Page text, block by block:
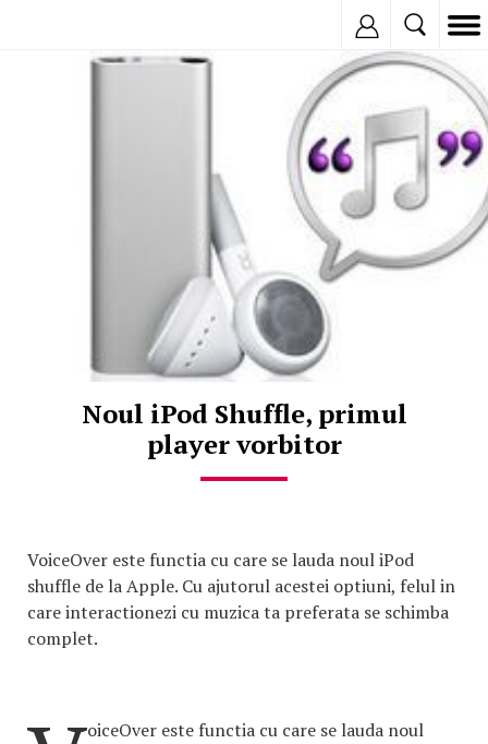
Noul iPod Shuffle, primul
player vorbitor
VoiceOver este functia cu care se lauda noul iPod
shuffle de la Apple. Cu ajutorul acestei optiuni, felul in
care interactionezi cu muzica ta preferata se schimba
complet.
oiceOver este functia cu care se lauda noul